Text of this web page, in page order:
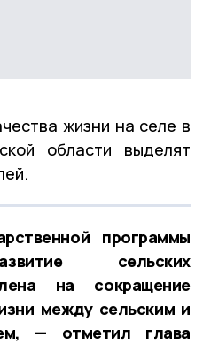
жизни на селе в
области выделят
программы
сельских
на сокращение
между сельским и
— отметил глава